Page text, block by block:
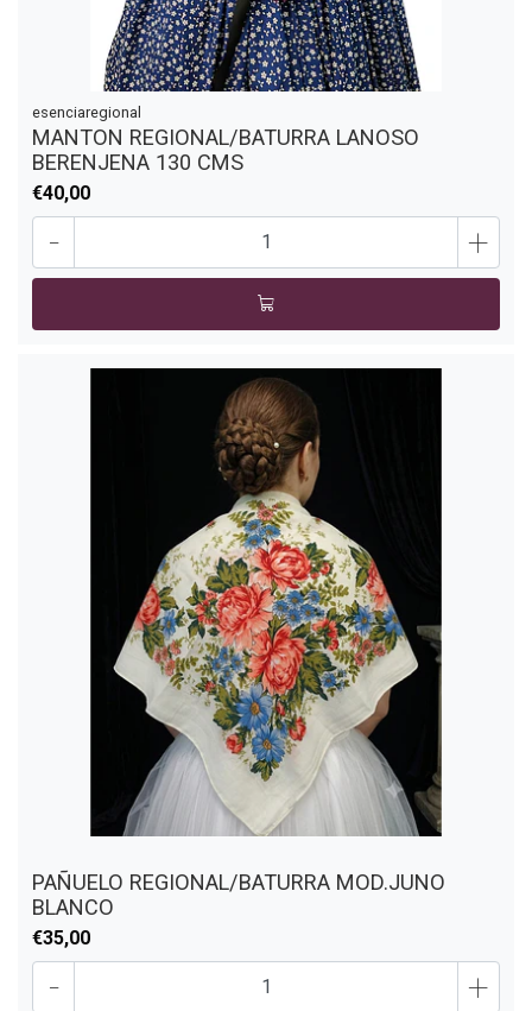
esenciaregional
MANTON REGIONAL/BATURRA LANOSO
BERENJENA 130 CMS
€40,00
- +
PAÑUELO REGIONAL/BATURRA MOD.JUNO
BLANCO
€35,00
- +